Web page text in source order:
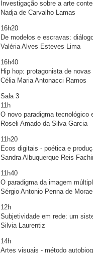
Investigação sobre a arte
Nadja de Carvalho Lamas
16h20
De modelos e escravas:
Valéria Alves Esteves Lima
16h40
Hip hop: protagonista de
Célia Maria Antonacci Ramos
Sala 3
11h
O novo paradigma tecnológico
Roseli Amado da Silva Garcia
11h20
Ecos digitais - poética e
Sandra Albuquerque Reis
11h40
O paradigma da imagem
Sérgio Antonio Penna de
12h
Subjetividade em rede: um
Silvia Laurentiz
14h
Artes visuais - método